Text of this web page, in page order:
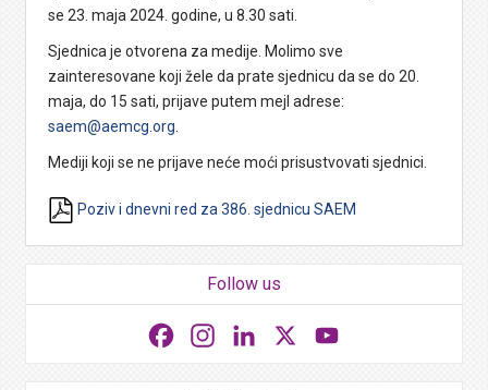
se 23. maja 2024. godine, u 8.30 sati.
Sjednica je otvorena za medije. Molimo sve
zainteresovane koji žele da prate sjednicu da se do 20.
maja, do 15 sati, prijave putem mejl adrese:
saem@aemcg.org
Mediji koji se ne prijave neće moći prisustvovati sjednici.
Poziv i dnevni red za 386. sjednicu SAEM
Follow us
FacebookInstagramLinkedIn